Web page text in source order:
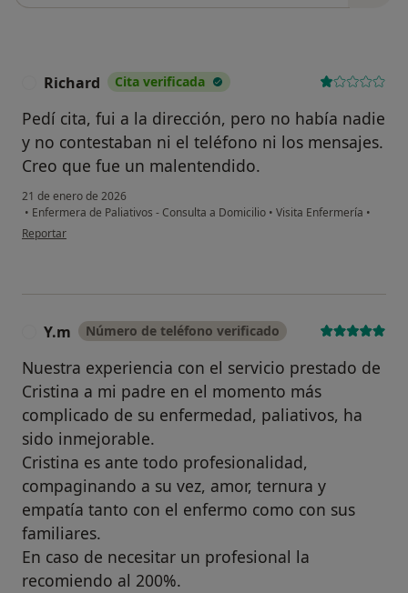
Richard Cita verificada
Pedí cita, fui a la dirección, pero no había nadie
y no contestaban ni el teléfono ni los mensajes.
Creo que fue un malentendido.
21 de enero de 2026
• Enfermera de Paliativos - Consulta a Domicilio • Visita Enfermería •
en opinión del usuario Richard
Reportar
Y.m Número de teléfono verificado
Nuestra experiencia con el servicio prestado de
Cristina a mi padre en el momento más
complicado de su enfermedad, paliativos, ha
sido inmejorable.
Cristina es ante todo profesionalidad,
compaginando a su vez, amor, ternura y
empatía tanto con el enfermo como con sus
familiares.
En caso de necesitar un profesional la
recomiendo al 200%.